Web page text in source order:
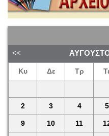
Κυ Δε Τρ
2 3 4 5
9 10 11